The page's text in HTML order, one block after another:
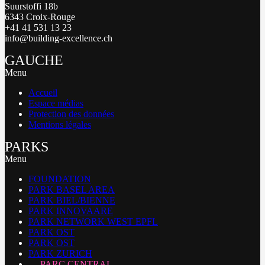
Suurstoffi 18b
6343 Croix-Rouge
+41 41 531 13 23
info@building-excellence.ch
GAUCHE
Menu
Accueil
Espace médias
Protection des données
Mentions légales
PARKS
Menu
FOUNDATION
PARK BASEL AREA
PARK BIEL/BIENNE
PARK INNOVAARE
PARK NETWORK WEST EPFL
PARK OST
PARK OST
PARK ZURICH